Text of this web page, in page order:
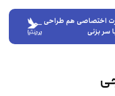
اختصاصی هم طراحی
سر بزنی